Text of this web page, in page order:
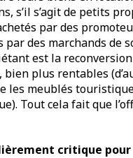
s’il s’agit de petits
par des
par des marchands de
est la
plus rentables
les meublés
Tout cela fait que
critique